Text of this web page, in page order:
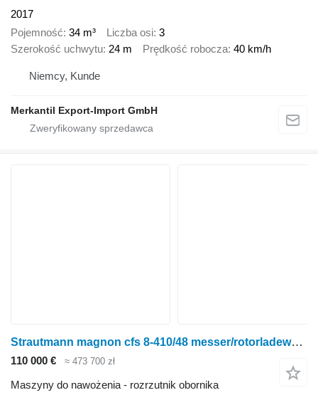
2017
Pojemność 34 m³ Liczba osi 3
Szerokość uchwytu 24 m Prędkość robocza 40 km/h
Niemcy, Kunde
Merkantil Export-Import GmbH
Strautmann magnon cfs 8-410/48 messer/rotorladewagen
110 000 € ≈ 473 700 zł
Maszyny do nawożenia - rozrzutnik obornika